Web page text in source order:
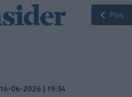
Ροή
16-06-2026 | 19:34